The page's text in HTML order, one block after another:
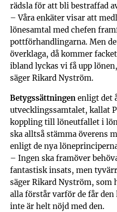
rädsla för att bli bestraffad
– Våra enkäter visar att
lönesamtal med chefen
pottförhandlingarna. Men
överklaga, då kommer
ibland lyckas vi få upp
säger Rikard Nyström.
Betygssättningen enligt det
utvecklingssamtalet, kallat
koppling till löneutfallet i
ska alltså stämma överens
enligt de nya
– Ingen ska framöver
fantastisk insats, men
säger Rikard Nyström, som
alla förstår varför de får den
inte är helt nöjd med den.